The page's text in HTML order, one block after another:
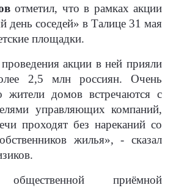
отметил, что в рамках акции
соседей» в Талице 31 мая
площадки.
акции в ней прияли
2,5 млн россиян. Очень
жители домов встречаются с
управляющих компаний,
проходят без нареканий со
жилья», - сказал
общественной приёмной